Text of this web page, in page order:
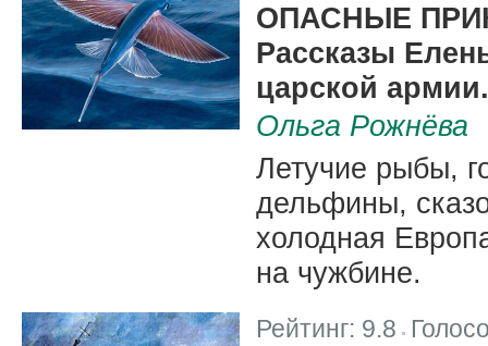
ОПАСНЫЕ
Рассказы
царской
Ольга Рожнёва
Летучие рыбы,
дельфины,
холодная
на чужбине.
Рейтинг: 9.8